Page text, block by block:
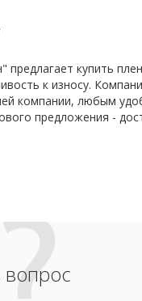
предлагает купить
к износу.
компании, любым
предложения -
вопрос